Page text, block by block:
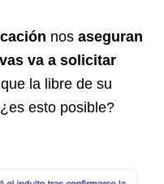
nos aseguran
va a solicitar
que la libre de su
esto posible?